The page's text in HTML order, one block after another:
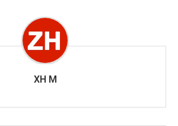
XH M